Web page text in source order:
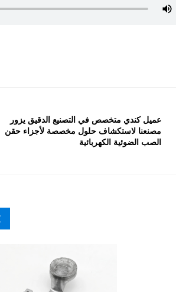
عميل كندي متخصص في التصنيع الدقيق يزور
مصنعنا لاستكشاف حلول مخصصة لأجزاء حقن
الصب الضوئية الكهربائية